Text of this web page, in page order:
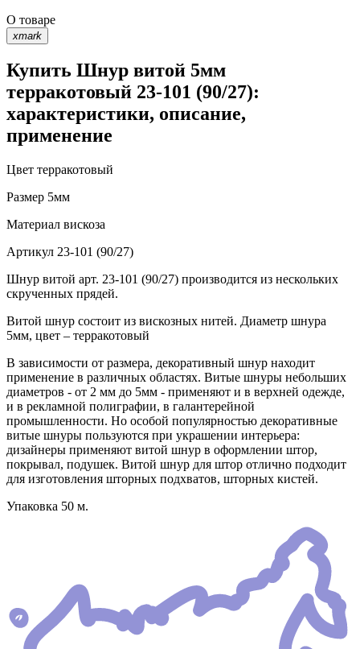
О товаре
xmark
Купить Шнур витой 5мм
терракотовый 23-101 (90/27):
характеристики, описание,
применение
Цвет терракотовый
Размер 5мм
Материал вискоза
Артикул 23-101 (90/27)
Шнур витой арт. 23-101 (90/27) производится из нескольких
скрученных прядей.
Витой шнур состоит из вискозных нитей. Диаметр шнура
5мм, цвет – терракотовый
В зависимости от размера, декоративный шнур находит
применение в различных областях. Витые шнуры небольших
диаметров - от 2 мм до 5мм - применяют и в верхней одежде,
и в рекламной полиграфии, в галантерейной
промышленности. Но особой популярностью декоративные
витые шнуры пользуются при украшении интерьера:
дизайнеры применяют витой шнур в оформлении штор,
покрывал, подушек. Витой шнур для штор отлично подходит
для изготовления шторных подхватов, шторных кистей.
Упаковка 50 м.